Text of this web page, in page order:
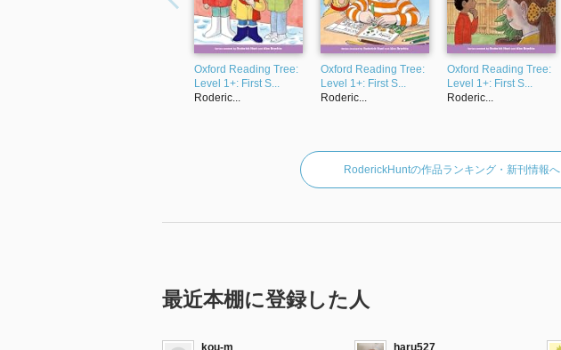
Oxford Reading Tree:
Level 1+: First S...
Roderic...
Oxford Reading Tree:
Level 1+: First S...
Roderic...
Oxford Reading Tree:
Level 1+: First S...
Roderic...
RoderickHuntの作品ランキング・新刊情報へ
最近本棚に登録した人
kou-m haru527